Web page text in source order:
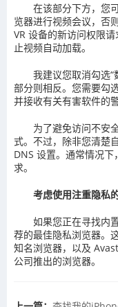
在该部分下方，您
览器进行视频会议，否
VR 设备的新访问权限
止视频自动加载。
我建议您取消勾选
部分则相反。您需要勾
并接收有关有害软件的警
为了避免访问不安
式。不过，除非您清楚
DNS 设置。通常情况
求。
考虑使用注重隐私
如果您正在寻找内
荐的最佳隐私浏览器。
知名浏览器，以及
公司推出的浏览器。